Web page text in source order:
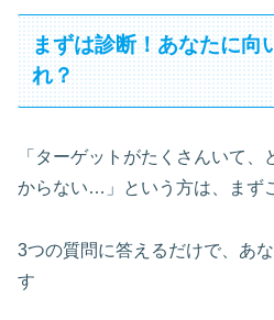
まずは診断！あなたに向
れ？
「ターゲットがたくさんいて
からない…」という方は、まず
3つの質問に答えるだけで、あ
す